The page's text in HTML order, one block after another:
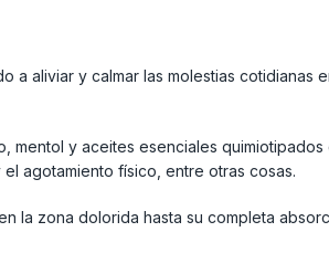
a aliviar y calmar las molestias cotidianas
y aceites esenciales quimiotipados
agotamiento físico, entre otras cosas.
la zona dolorida hasta su completa